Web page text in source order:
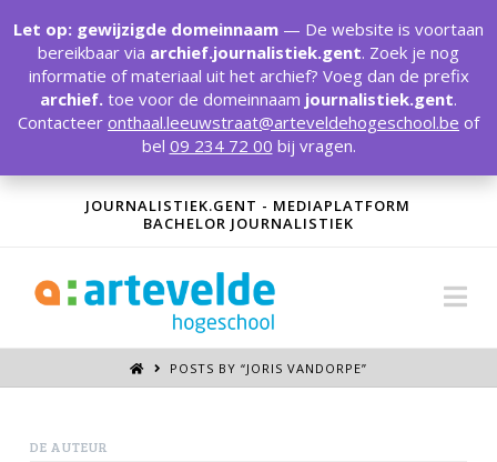
JOURNALISTIEK.GENT - MEDIAPLATFORM
BACHELOR JOURNALISTIEK
POSTS BY “JORIS VANDORPE”
DE AUTEUR
Let op: gewijzigde domeinnaam — De website is voortaan
bereikbaar via archief.journalistiek.gent. Zoek je nog
informatie of materiaal uit het archief? Voeg dan de prefix
archief. toe voor de domeinnaam journalistiek.gent.
Contacteer onthaal.leeuwstraat@arteveldehogeschool.be of
bel 09 234 72 00 bij vragen.